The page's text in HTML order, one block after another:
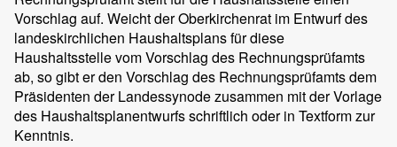
Vorschlag auf. Weicht der Oberkirchenrat im Entwurf des
landeskirchlichen Haushaltsplans für diese
Haushaltsstelle vom Vorschlag des Rechnungsprüfamts
ab, so gibt er den Vorschlag des Rechnungsprüfamts dem
Präsidenten der Landessynode zusammen mit der Vorlage
des Haushaltsplanentwurfs schriftlich oder in Textform zur
Kenntnis.